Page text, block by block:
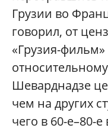
Грузии во
говорил, от
«Грузия-фильм»
Шеварднадзе
чем на других
чего в 60-е–80-